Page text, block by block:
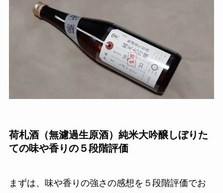
荷札酒（無濾過生原酒）純米大吟醸しぼりた
ての味や香りの５段階評価
まずは、味や香りの強さの感想を５段階評価でお